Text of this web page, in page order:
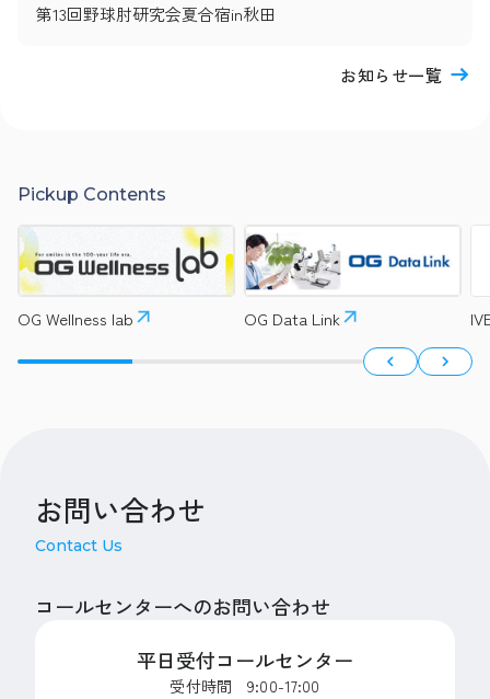
第13回野球肘研究会夏合宿in秋田
お知らせ一覧
Pickup Contents
OG Wellness lab OG Data Link
お問い合わせ
Contact Us
コールセンターへのお問い合わせ
平日受付コールセンター
受付時間 9:00-17:00